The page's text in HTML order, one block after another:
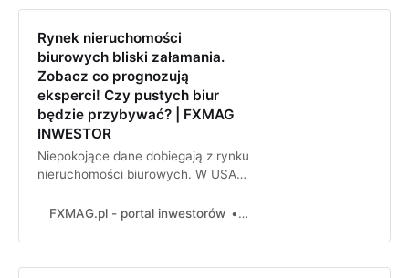
Rynek nieruchomości
biurowych bliski załamania.
Zobacz co prognozują
eksperci! Czy pustych biur
będzie przybywać? | FXMAG
INWESTOR
Niepokojące dane dobiegają z rynku
nieruchomości biurowych. W USA
tym rynku. W Polsce w I kw. 2023
oddano żadnego nowego projektu!
Rynek biurowy jest pod presją.
FXMAG.pl - portal inwestorów FXMAG